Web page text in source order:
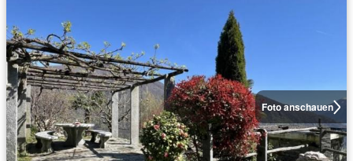
Foto anschauen